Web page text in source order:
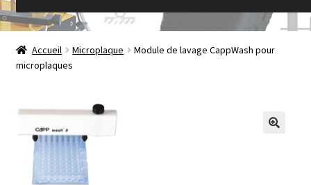
Accueil
À propos de
Accélération
Afficheur
Accueil Microplaque
Module de lavage CappWash pour
microplaques